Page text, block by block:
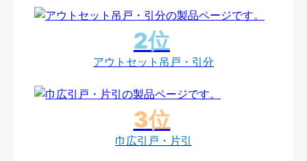
アウトセット吊戸・引分
巾広引戸・片引